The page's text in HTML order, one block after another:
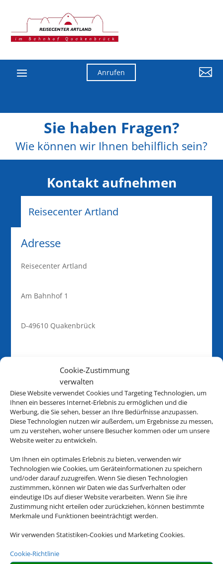
Cookie-Zustimmung
verwalten
Diese Website verwendet Cookies und Targeting Technologien, um
Ihnen ein besseres Internet-Erlebnis zu ermöglichen und die
Werbung, die Sie sehen, besser an Ihre Bedürfnisse anzupassen.
Diese Technologien nutzen wir außerdem, um Ergebnisse zu messen,
um zu verstehen, woher unsere Besucher kommen oder um unsere
Website weiter zu entwickeln.
Um Ihnen ein optimales Erlebnis zu bieten, verwenden wir
Technologien wie Cookies, um Geräteinformationen zu speichern
und/oder darauf zuzugreifen. Wenn Sie diesen Technologien
zustimmmen, können wir Daten wie das Surfverhalten oder
eindeutige IDs auf dieser Website verarbeiten. Wenn Sie ihre
Zustimmung nicht erteilen oder zurückziehen, können bestimmte
Merkmale und Funktionen beeinträchtigt werden.
Wir verwenden Statistiken-Cookies und Marketing Cookies.
Cookie-Richtlinie
Anrufen 
Sie haben Fragen?
Wie können wir Ihnen behilflich sein?
Kontakt aufnehmen
Reisecenter Artland
Adresse
Reisecenter Artland
Am Bahnhof 1
D-49610 Quakenbrück
Kontakt
05431 / 9089088
05431 / 9089087
info@reisecenter-artland.de
Öffnungszeiten
Montag:
08:00 - 12:30 | 13:30 - 17:00
Dienstag:
08:00 - 14:00
08:00 - 12:30 | 13:30 - 17:00
08:00 - 14:00